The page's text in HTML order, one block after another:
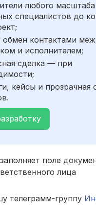
любого
специалистов до
контактами
и исполнителем;
сделка — при
кейсы и прозрачная
поле
лица
телеграмм-группу